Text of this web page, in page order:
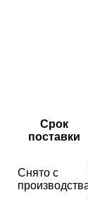
Срок
поставки
Снято с